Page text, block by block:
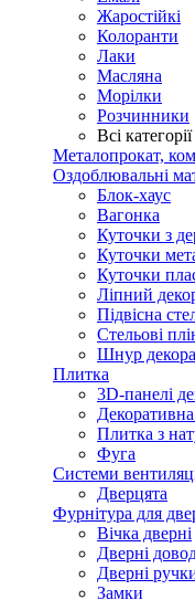
Жаростійкі
Колоранти
Лаки
Масляна
Морілки
Розчинники
Всі
Металопрокат,
Оздоблювальні
Блок-хаус
Вагонка
Куточки з
Куточки
Куточки
Ліпний
Підвісна
Стельові
Шнур
Плитка
3D-панелі
Плитка з
Фуга
Системи
Дверцята
Фурнітура для
Вічка дверні
Дверні
Дверні
Замки